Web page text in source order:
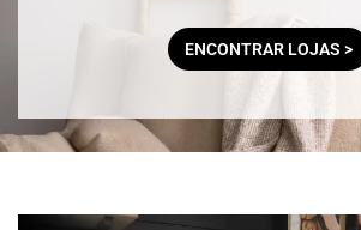
ENCONTRAR LOJAS >